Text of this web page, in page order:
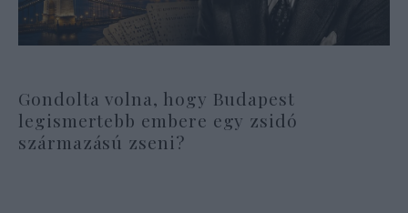
Gondolta volna, hogy Budapest
legismertebb embere egy zsidó
származású zseni?